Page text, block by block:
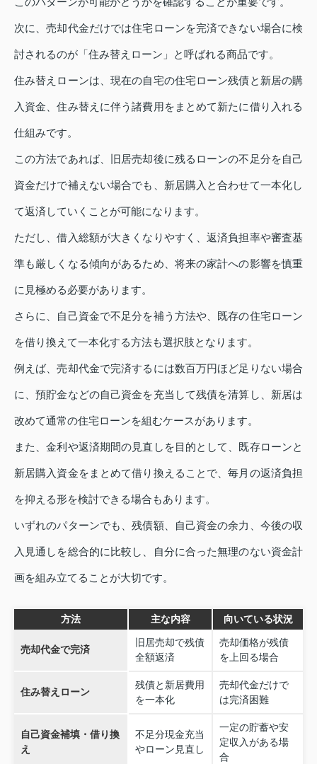
次に、売却代金だけでは住宅ローンを完済できない場合に検
討されるのが「住み替えローン」と呼ばれる商品です。
住み替えローンは、現在の自宅の住宅ローン残債と新居の購
入資金、住み替えに伴う諸費用をまとめて新たに借り入れる
仕組みです。
この方法であれば、旧居売却後に残るローンの不足分を自己
資金だけで補えない場合でも、新居購入と合わせて一本化し
て返済していくことが可能になります。
ただし、借入総額が大きくなりやすく、返済負担率や審査基
準も厳しくなる傾向があるため、将来の家計への影響を慎重
に見極める必要があります。
さらに、自己資金で不足分を補う方法や、既存の住宅ローン
を借り換えて一本化する方法も選択肢となります。
例えば、売却代金で完済するには数百万円ほど足りない場合
に、預貯金などの自己資金を充当して残債を清算し、新居は
改めて通常の住宅ローンを組むケースがあります。
また、金利や返済期間の見直しを目的として、既存ローンと
新居購入資金をまとめて借り換えることで、毎月の返済負担
を抑える形を検討できる場合もあります。
いずれのパターンでも、残債額、自己資金の余力、今後の収
入見通しを総合的に比較し、自分に合った無理のない資金計
画を組み立てることが大切です。
方法 主な内容 向いている状況
売却代金で完済
旧居売却で残債
全額返済
売却価格が残債
を上回る場合
住み替えローン
残債と新居費用
を一本化
売却代金だけで
は完済困難
自己資金補填・借り換
え
不足分現金充当
やローン見直し
一定の貯蓄や安
定収入がある場
合